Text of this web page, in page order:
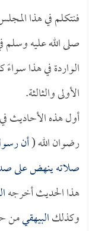
فنتكلم في هذا
صلى الله عليه وسلم
الواردة في هذا
الأولى والثالثة.
أول هذه
رضوان الله (أن
صلاته ينهض على
هذا الحديث أخرجه
وكذلكالبيهقيمن